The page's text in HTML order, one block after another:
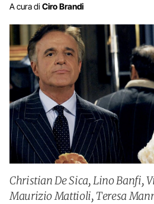
A cura di Ciro Brandi
Christian De Sica, Lino Banfi,
Maurizio Mattioli, Teresa